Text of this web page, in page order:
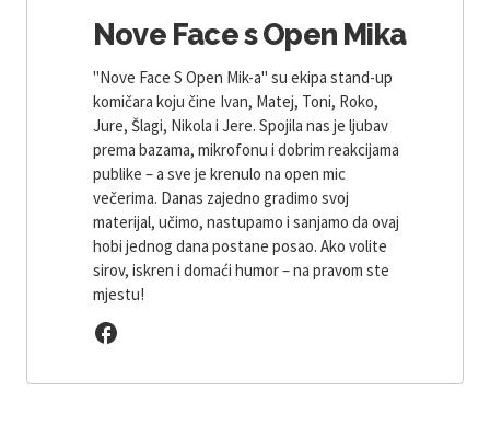
Nove Face s Open Mika
"Nove Face S Open Mik-a" su ekipa stand-up
komičara koju čine Ivan, Matej, Toni, Roko,
Jure, Šlagi, Nikola i Jere. Spojila nas je ljubav
prema bazama, mikrofonu i dobrim reakcijama
publike – a sve je krenulo na open mic
večerima. Danas zajedno gradimo svoj
materijal, učimo, nastupamo i sanjamo da ovaj
hobi jednog dana postane posao. Ako volite
sirov, iskren i domaći humor – na pravom ste
mjestu!